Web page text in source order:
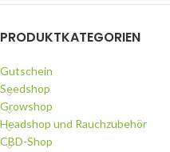
PRODUKTKATEGORIEN
Gutschein
Seedshop
Growshop
Headshop und Rauchzubehör
CBD-Shop